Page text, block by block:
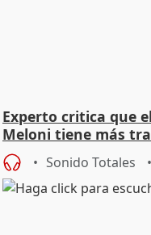
Experto critica que
Meloni tiene más
Sonido Totales